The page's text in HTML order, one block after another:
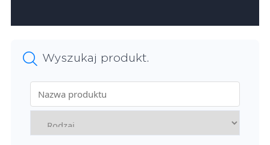
Wyszukaj produkt.